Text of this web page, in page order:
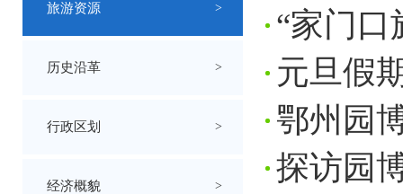
旅游资源 >
历史沿革 >
行政区划 >
经济概貌 >
“家门
元旦假
鄂州园
探访园